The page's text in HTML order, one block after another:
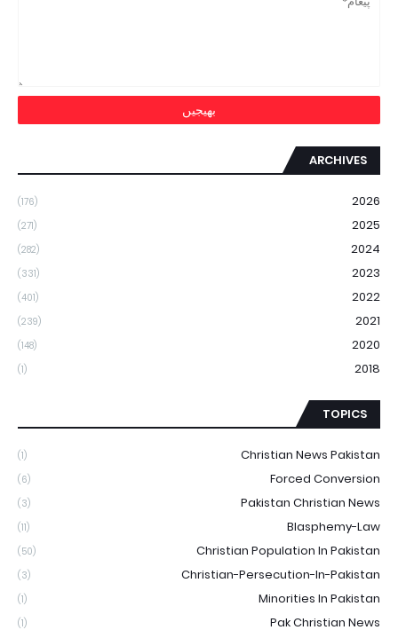
ARCHIVES
2026
(176)
2025
(271)
2024
(282)
2023
(331)
2022
(401)
2021
(239)
2020
(148)
2018
(1)
TOPICS
Christian News Pakistan
(1)
Forced Conversion
(6)
Pakistan Christian News
(3)
Blasphemy-Law
(11)
Christian Population In Pakistan
(50)
Christian-Persecution-In-Pakistan
(3)
Minorities In Pakistan
(1)
Pak Christian News
(1)